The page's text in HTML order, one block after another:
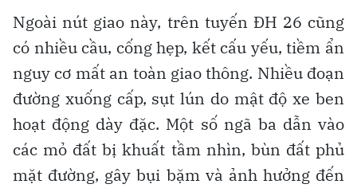
Ngoài nút giao này, trên tuyến ĐH 26 cũng
có nhiều cầu, cống hẹp, kết cấu yếu, tiềm ẩn
nguy cơ mất an toàn giao thông. Nhiều đoạn
đường xuống cấp, sụt lún do mật độ xe ben
hoạt động dày đặc. Một số ngã ba dẫn vào
các mỏ đất bị khuất tầm nhìn, bùn đất phủ
mặt đường, gây bụi bặm và ảnh hưởng đến